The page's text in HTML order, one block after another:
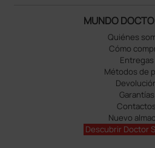
MUNDO
Quiénes
Cómo
Entregas
Métodos de
Garantías
Contactos
Nuevo
Descubrir Doctor